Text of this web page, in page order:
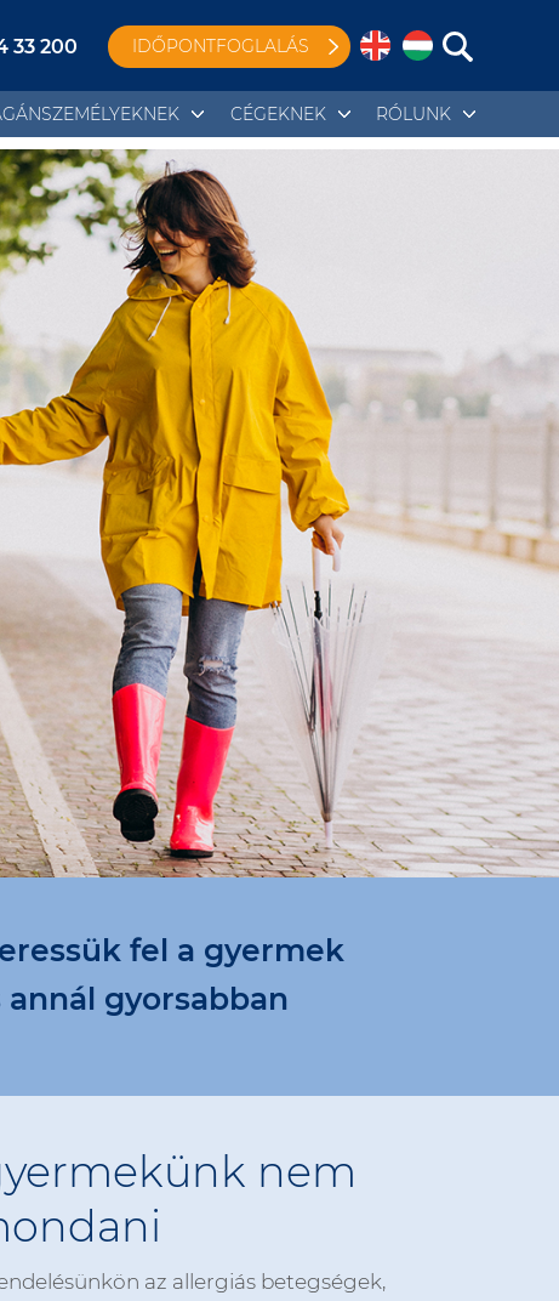
33 200 IDŐPONTFOGLALÁS
CÉGEKNEK RÓLUNK
fel a gyermek
gyorsabban
nem
az allergiás betegségek,